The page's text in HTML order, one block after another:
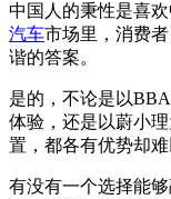
中国人的秉性是喜
汽车市场里，消费
谐的答案。
是的，不论是以
体验，还是以蔚小
置，都各有优势却
有没有一个选择能